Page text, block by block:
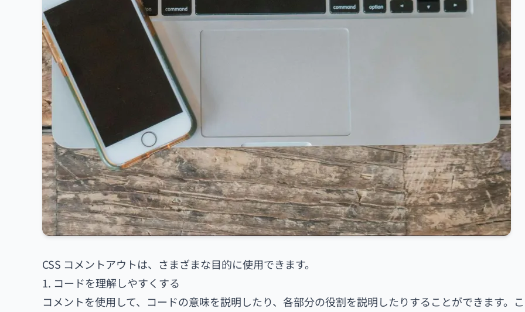
CSS コメントアウトは、さまざまな目的に使用できます。
1. コードを理解しやすくする
コメントを使用して、コードの意味を説明したり、各部分の役割を説明したりすることができます。